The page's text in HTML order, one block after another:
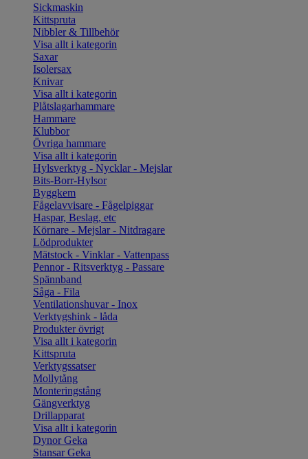
Sickmaskin
Kittspruta
Nibbler & Tillbehör
Visa allt i kategorin
Saxar
Isolersax
Knivar
Visa allt i kategorin
Plåtslagarhammare
Hammare
Klubbor
Övriga hammare
Visa allt i kategorin
Hylsverktyg - Nycklar - Mejslar
Bits-Borr-Hylsor
Byggkem
Fågelavvisare - Fågelpiggar
Haspar, Beslag, etc
Körnare - Mejslar - Nitdragare
Lödprodukter
Mätstock - Vinklar - Vattenpass
Pennor - Ritsverktyg - Passare
Spännband
Såga - Fila
Ventilationshuvar - Inox
Verktygshink - låda
Produkter övrigt
Visa allt i kategorin
Kittspruta
Verktygssatser
Mollytång
Monteringstång
Gängverktyg
Drillapparat
Visa allt i kategorin
Dynor Geka
Stansar Geka